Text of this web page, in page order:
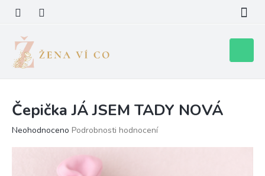
obsah
košík
Čepička JÁ JSEM TADY NOVÁ
Průměrné
Neohodnoceno Podrobnosti hodnocení